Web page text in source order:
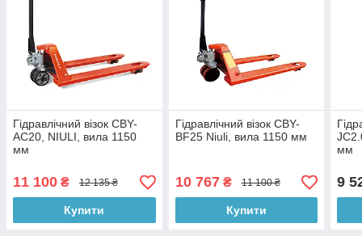
Гідравлічний візок CBY-
AC20, NIULI, вила 1150
мм
11 100 ₴ 12 135 ₴
Купити
Гідравлічний візок CBY-
BF25 Niuli, вила 1150 мм
10 767₴ 11 100 ₴
Купити
мм
9